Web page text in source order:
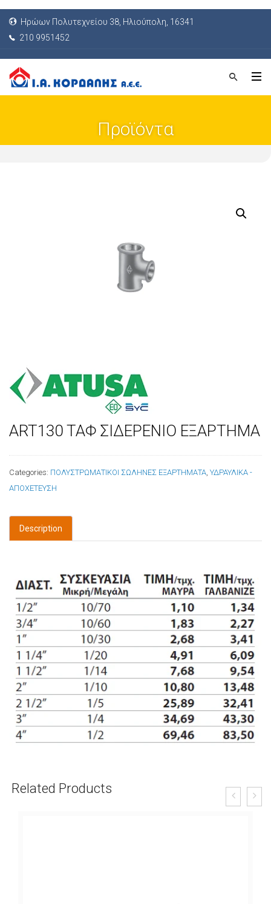
Ηρώων Πολυτεχνείου 38, Ηλιούπολη, 16341
210 9951452
Προϊόντα
ART130 ΤΑΦ ΣΙΔΕΡΕΝΙΟ ΕΞΑΡΤΗΜΑ
Categories: ΠΟΛΥΣΤΡΩΜΑΤΙΚΟΙ ΣΩΛΗΝΕΣ ΕΞΑΡΤΗΜΑΤΑ ΥΔΡΑΥΛΙΚΑ -
ΑΠΟΧΕΤΕΥΣΗ
Description
Related Products